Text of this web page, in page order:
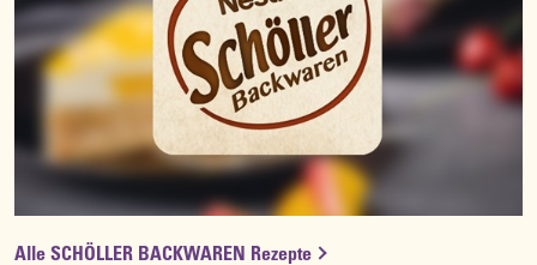
Alle SCHÖLLER BACKWAREN Rezepte